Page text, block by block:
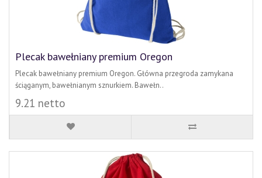
Plecak bawełniany premium Oregon
Plecak bawełniany premium Oregon. Główna przegroda zamykana
ściąganym, bawełnianym sznurkiem. Bawełn..
9.21 netto